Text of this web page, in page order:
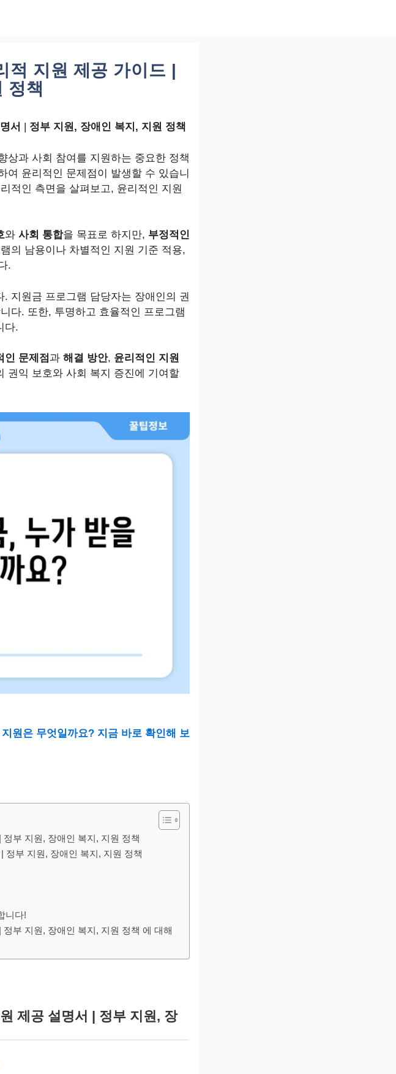
적 지원 제공 가이드 |
정책
서 | 정부 지원, 장애인 복지, 지원 정책
상과 사회 참여를 지원하는 중요한 정책
여 윤리적인 문제점이 발생할 수 있습니
적인 측면을 살펴보고, 윤리적인 지원
와 사회 통합을 목표로 하지만, 부정적인
의 남용이나 차별적인 지원 기준 적용,
.
. 지원금 프로그램 담당자는 장애인의 권
다. 또한, 투명하고 효율적인 프로그램
다.
인 문제점 과 해결 방안, 윤리적인 지원
권익 보호와 사회 복지 증진에 기여할
원은 무엇일까요? 지금 바로 확인해 보
부 지원, 장애인 복지, 지원 정책
정부 지원, 장애인 복지, 지원 정책
니다!
부 지원, 장애인 복지, 지원 정책 에 대해
제공 설명서 | 정부 지원, 장